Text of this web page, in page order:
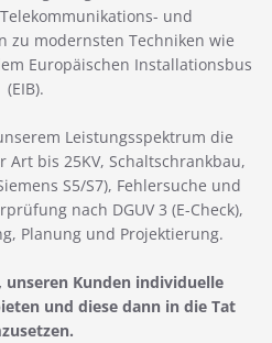
und
zu modernsten Techniken wie
Europäischen Installationsbus
(EIB).
Leistungsspektrum die
bis 25KV, Schaltschrankbau,
S5/S7), Fehlersuche und
nach DGUV 3 (E-Check),
Planung und Projektierung.
unseren Kunden individuelle
und diese dann in die Tat